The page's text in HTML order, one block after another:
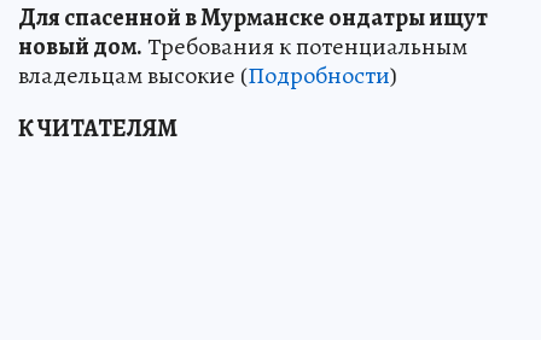
Для спасенной в Мурманске ондатры ищут
новый дом.Требования к потенциальным
владельцам высокие (Подробности)
К ЧИТАТЕЛЯМ